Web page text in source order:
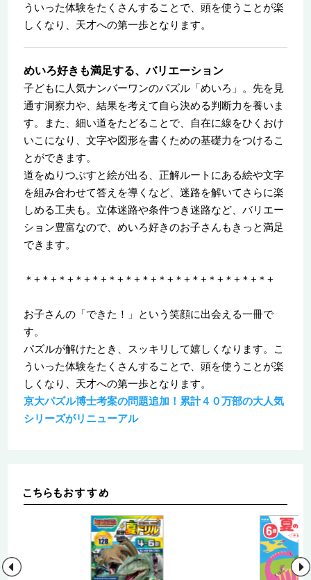
ういった体験をたくさんすることで、頭を使うことが楽
しくなり、天才への第一歩となります。
めいろ好きも満足する、バリエーション
子どもに人気ナンバーワンのパズル「めいろ」。先を見
通す洞察力や、結果を考えて自ら決める判断力を養いま
す。また、細い道をたどることで、自在に線をひくおけ
いこになり、文字や図形を書くための基礎力をつけるこ
とができます。
道をぬりつぶすと絵が出る、正解ルートにある絵や文字
を組み合わせて答えを導くなど、迷路を解いてさらに楽
しめる工夫も。立体迷路や条件つき迷路など、バリエー
ション豊富なので、めいろ好きのお子さんもきっと満足
できます。
＊+＊+＊+＊+＊+＊+＊+＊+＊+＊+＊+＊+＊+＊+＊+
お子さんの「できた！」という笑顔に出会える一冊で
す。
パズルが解けたとき、スッキリして嬉しくなります。こ
ういった体験をたくさんすることで、頭を使うことが楽
しくなり、天才への第一歩となります。
京大パズル博士考案の問題追加！累計４０万部の大人気
シリーズがリニューアル